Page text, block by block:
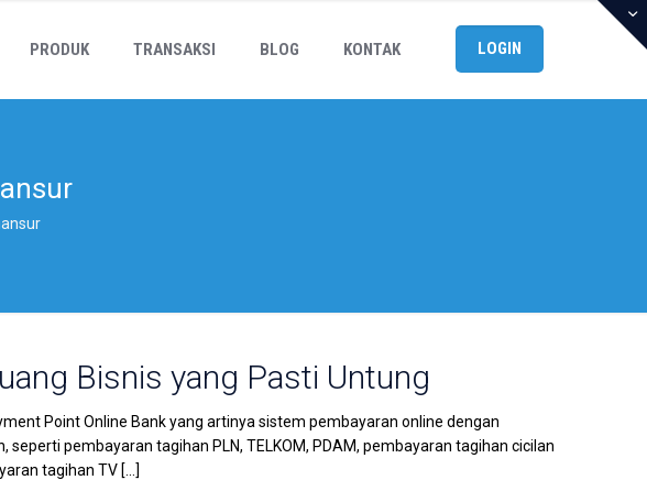
PRODUK TRANSAKSI BLOG KONTAK LOGIN
Bisnis yang Pasti Untung
Point Online Bank yang artinya sistem pembayaran online dengan
pembayaran tagihan PLN, TELKOM, PDAM, pembayaran tagihan cicilan
tagihan TV[…]